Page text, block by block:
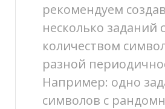
рекомендуем
несколько заданий
количеством
разной
Например: одно
символов с